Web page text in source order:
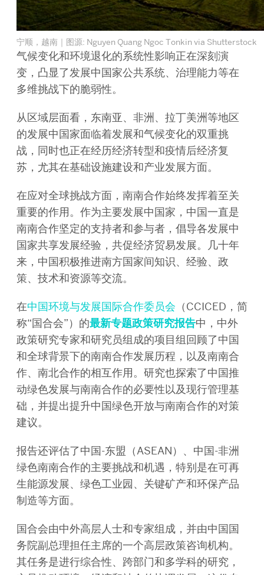
宁顺，越南｜图源: Nguyen Quang Ngoc Tonkin via Shutterstock
气候变化和环境退化的系统性影响正在深刻演
变，凸显了发展中国家公共系统、治理能力等在
多维挑战下的脆弱性。
从区域层面看，东南亚、非洲、拉丁美洲等地区
的发展中国家面临着发展和气候变化的双重挑
战，同时也正在经历经济转型和疫情后经济复
苏，尤其在基础设施建设和产业发展方面。
在应对全球挑战方面，南南合作始终发挥着至关
重要的作用。作为主要发展中国家，中国一直是
南南合作坚定的支持者和参与者，倡导各发展中
国家共享发展经验，共促经济贸易发展。几十年
来，中国积极推进南方国家间知识、经验、政
策、技术和资源等交流。
在中国环境与发展国际合作委员会 （CCICED，简
称“国合会”）的最新专题政策研究报告中，中外
政策研究专家和研究员组成的项目组回顾了中国
和全球背景下的南南合作发展历程，以及南南合
作、南北合作的相互作用。研究也探索了中国推
动绿色发展与南南合作的必要性以及现行管理基
础，并提出提升中国绿色开放与南南合作的对策
建议。
报告还评估了中国-东盟（ASEAN）、中国-非洲
绿色南南合作的主要挑战和机遇，特别是在可再
生能源发展、绿色工业园、关键矿产和环保产品
制造等方面。
国合会由中外高层人士和专家组成，并由中国国
务院副总理担任主席的一个高层政策咨询机构。
其任务是进行综合性、跨部门和多学科的研究，